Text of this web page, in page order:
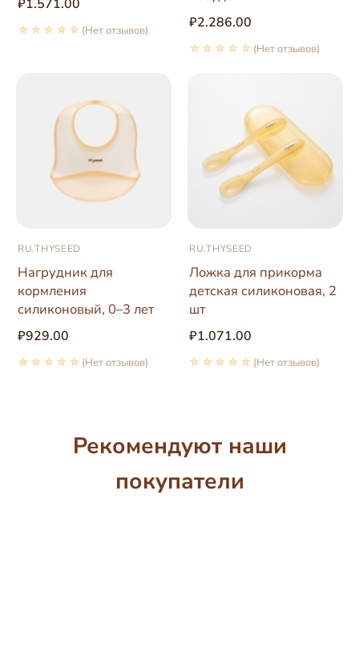
₽1.571.00
☆☆☆☆☆ (Нет отзывов) ₽2.286.00
☆☆☆☆☆ (Нет отзывов)
RU.THYSEED
Нагрудник для
кормления
силиконовый, 0–3 лет
₽929.00
☆☆☆☆☆ (Нет отзывов)
RU.THYSEED
Ложка для прикорма
детская силиконовая, 2
шт
₽1.071.00
☆☆☆☆☆ (Нет отзывов)
Рекомендуют наши
покупатели